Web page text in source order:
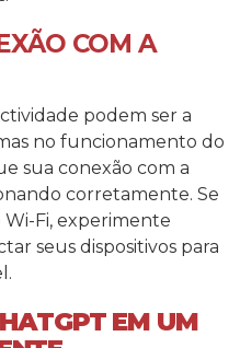
COM A
podem ser a
no funcionamento do
sua conexão com a
corretamente. Se
Fi, experimente
seus dispositivos para
EM UM